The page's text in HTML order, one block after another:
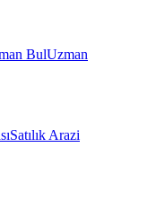
BulUzman
Satılık Arazi